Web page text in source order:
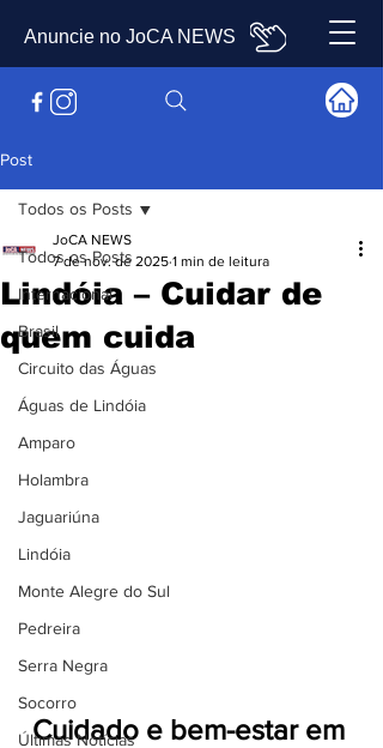
Anuncie no JoCA NEWS
Post
Todos os Posts
Internacional
Brasil
Circuito das Águas
Águas de Lindóia
Amparo
Holambra
Jaguariúna
Lindóia
Monte Alegre do Sul
Pedreira
Serra Negra
Socorro
Últimas Notícias
Todos os Posts
Lindóia – Cuidar de
quem cuida
JoCA NEWS
7 de nov. de 2025 1 min de leitura
Cuidado e bem-estar em